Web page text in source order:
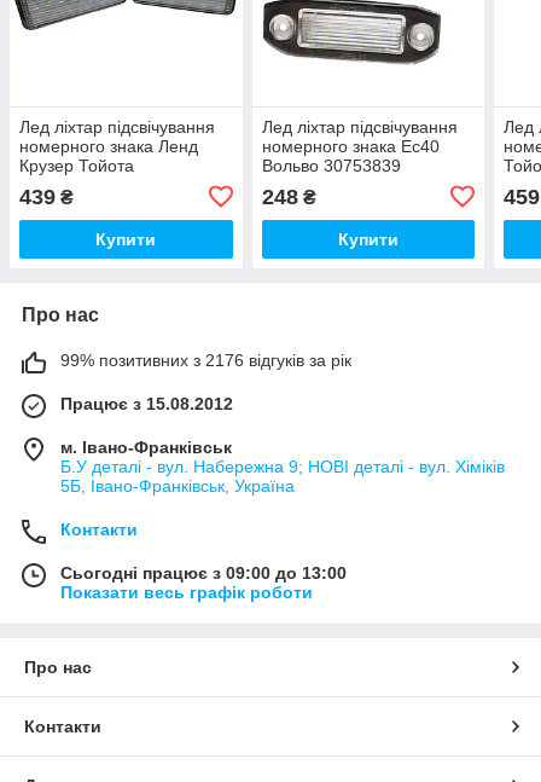
Лед ліхтар підсвічування
номерного знака Ленд
Крузер Тойота
8127060331 8127060330
8127160332
439 ₴
Купити
Лед ліхтар підсвічування
номерного знака Ес40
Вольво 30753839
248₴
Купити
Лед
459
Про нас
99% позитивних з 2176 відгуків за рік
Працює з 15.08.2012
м. Івано-Франківськ
Б.У деталі - вул. Набережна 9; НОВІ деталі - вул. Хіміків
5Б, Івано-Франківськ, Україна
Контакти
Сьогодні працює з 09:00 до 13:00
Показати весь графік роботи
Про нас
Контакти